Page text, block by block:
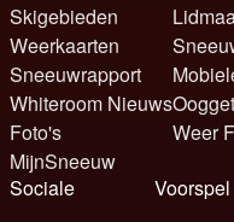
Skigebieden
Weerkaarten
Sneeuwrapport
Whiteroom Nieuws
Foto's
MijnSneeuw
Weer
Sociale